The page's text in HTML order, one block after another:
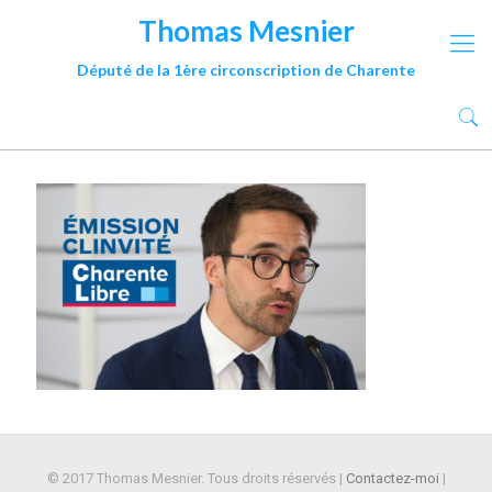
Thomas Mesnier
Député de la 1ère circonscription de Charente
© 2017 Thomas Mesnier. Tous droits réservés | Contactez-moi |